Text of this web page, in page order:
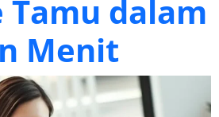
dalam
Menit